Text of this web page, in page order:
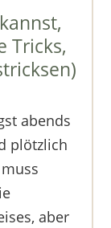
Tricks,
abends
plötzlich
aber